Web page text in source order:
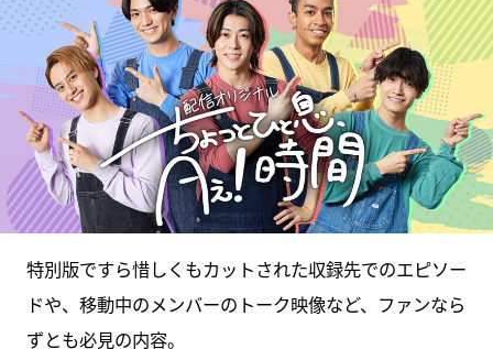
特別版ですら惜しくもカットされた収録先でのエピソー
ドや、移動中のメンバーのトーク映像など、ファンなら
ずとも必見の内容。